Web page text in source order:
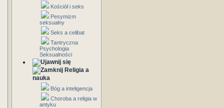
Kościół i seks
Pesymizm
seksualny
Seks a celibat
Tantryczna
Psychologia
Seksualności
Religia a
nauka
Bóg a inteligencja
Choroba a religia w
antyku